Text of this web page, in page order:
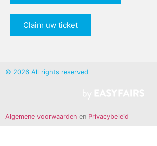
Claim uw ticket
© 2026 All rights reserved
Algemene voorwaarden en Privacybeleid